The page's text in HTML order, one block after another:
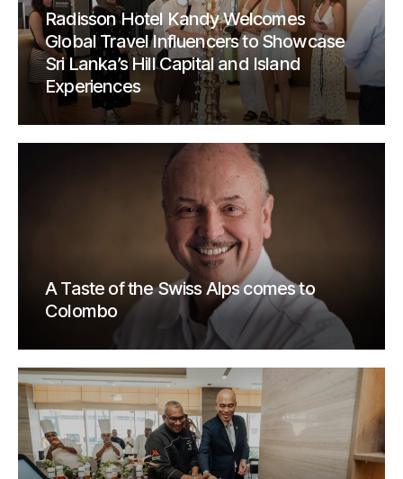
Radisson Hotel Kandy Welcomes
Global Travel Influencers to Showcase
Sri Lanka’s Hill Capital and Island
Experiences
A Taste of the Swiss Alps comes to
Colombo